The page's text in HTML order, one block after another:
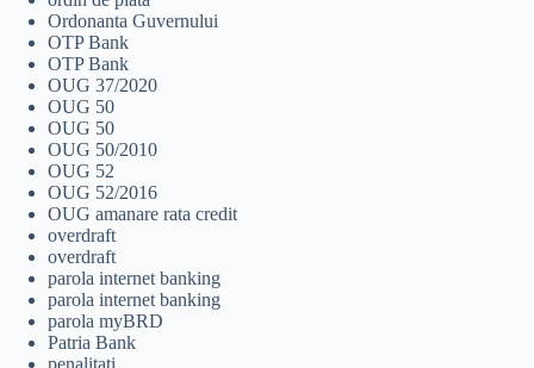
Ordonanta Guvernului
OTP Bank
OTP Bank
OUG 37/2020
OUG 50
OUG 50
OUG 50/2010
OUG 52
OUG 52/2016
OUG amanare rata credit
overdraft
overdraft
parola internet banking
parola internet banking
parola myBRD
Patria Bank